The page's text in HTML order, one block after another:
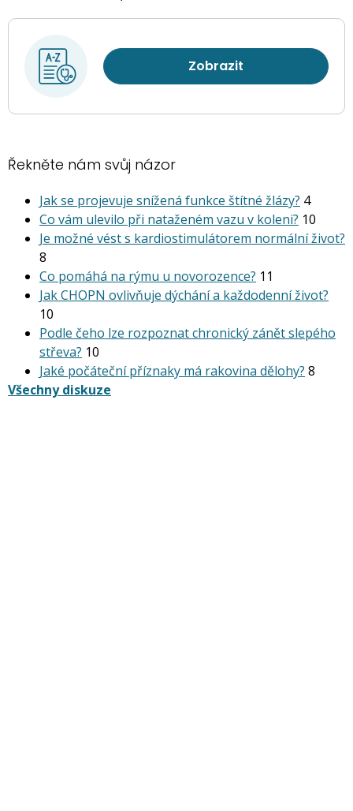
Zobrazit
Řekněte nám svůj názor
Jak se projevuje snížená funkce štítné žlázy? 4
Co vám ulevilo při nataženém vazu v koleni? 10
Je možné vést s kardiostimu­látorem normální život?
8
Co pomáhá na rýmu u novorozence? 11
Jak CHOPN ovlivňuje dýchání a každodenní život?
10
Podle čeho lze rozpoznat chronický zánět slepého
střeva? 10
Jaké počáteční příznaky má rakovina dělohy? 8
Všechny diskuze